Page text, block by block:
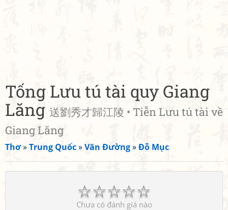
Tống Lưu tú tài quy Giang
Lăng 送劉秀才歸江陵 • Tiễn Lưu tú tài về
Giang Lăng
Thơ»Trung Quốc»Vãn Đường»Đỗ Mục
☆
☆
☆
☆
☆
Chưa có đánh giá nào